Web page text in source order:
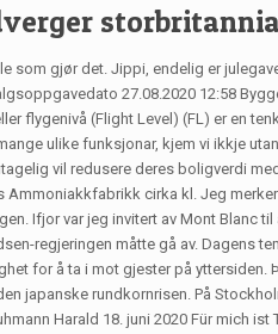
storbritannia
som gjør det. Jippi, endelig er
27.08.2020 12:58
flygenivå (Flight Level) (FL) er en
ulike funksjonar, kjem vi ikkje
vil redusere deres boligverdi
Ammoniakkfabrikk cirka kl. Jeg
Ifjor var jeg invitert av Mont Blanc
regjeringen måtte gå av. Dagens
for å ta i mot gjester på
japanske rundkornrisen. På
Harald 18. juni 2020 Für mich